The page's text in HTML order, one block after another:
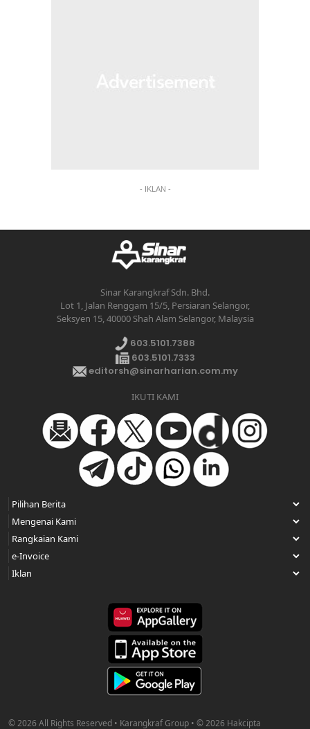
- IKLAN -
Sinar Karangkraf Sdn. Bhd.
Lot 1, Jalan Renggam 15/5, Persiaran Selangor,
Seksyen 15, 40000 Shah Alam Selangor, Malaysia
603.5101.7388
603.5101.7333
editorsh@sinarharian.com.my
IKUTI KAMI
© 2026 All Rights Reserved • Karangkraf Group • © 2026 Hakcipta